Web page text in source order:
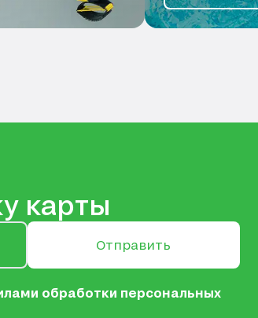
карты
Отправить
обработки персональных